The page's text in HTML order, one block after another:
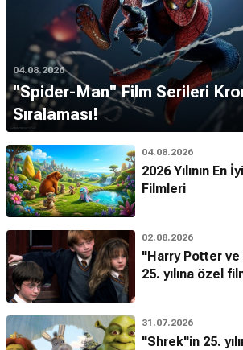
04.08.2026
''Spider-Man'' Film Serileri
Sıralaması!
04.08.2026
2026 Yılının En
Filmleri
02.08.2026
"Harry Potter ve
25. yılına özel
31.07.2026
"Shrek"in 25.